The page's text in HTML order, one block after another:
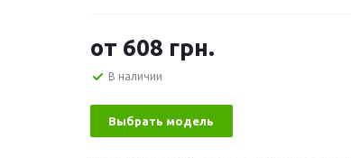
от 608 грн.
В наличии
Выбрать модель